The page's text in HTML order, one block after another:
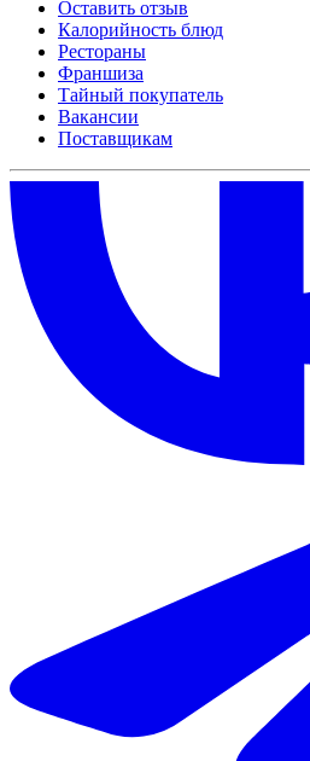
Оставить отзыв
Калорийность блюд
Рестораны
Франшиза
Тайный покупатель
Вакансии
Поставщикам